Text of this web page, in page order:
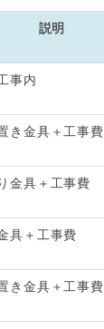
説明
事内
き金具＋工事費
金具＋工事費
具＋工事費
き金具＋工事費